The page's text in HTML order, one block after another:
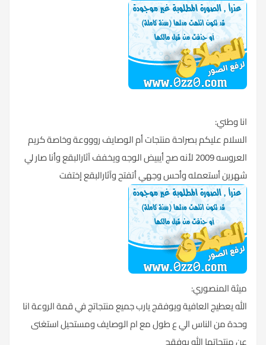
انا وطني:
السلام عليكم بصراحة منتجات أم الوصايف روووعة وخاصة كريم
العروسه 2009 لأنه صج أيبيض الوجه ويخفف آثارالبقع وأنا صار لي
شهرين أستعمله وأحس وجهي أتفتح وآثارالبقع إختفت
ميثة المنصوري:
الله يعطيج العافية ويوفقج يارب جميع منتجاتج في قمة الروعة انا
وحدة من الناس الي ع طول مع ام الوصايف ومستحيل استغنى
عن منتجاتها الله يوفقج